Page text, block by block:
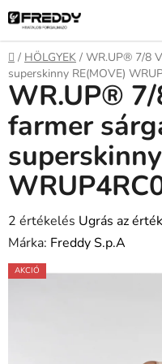
Ugrás
fő
tartalomhoz
Kezdőlap
/ HÖLGYEK / WR.UP® 7/8
superskinny RE(MOVE)
WR.UP®
farmer
A
termék
átlagos
2 értékelés Ugrás az
Márka: Freddy S.p.A
AKCIÓ